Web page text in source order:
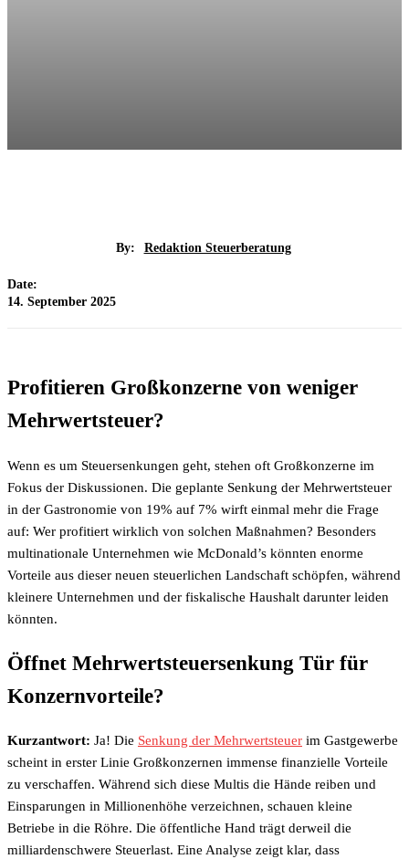
By: Redaktion Steuerberatung
Date:
14. September 2025
Profitieren Großkonzerne von weniger
Mehrwertsteuer?
Wenn es um Steuersenkungen geht, stehen oft Großkonzerne im
Fokus der Diskussionen. Die geplante Senkung der Mehrwertsteuer
in der Gastronomie von 19% auf 7% wirft einmal mehr die Frage
auf: Wer profitiert wirklich von solchen Maßnahmen? Besonders
multinationale Unternehmen wie McDonald’s könnten enorme
Vorteile aus dieser neuen steuerlichen Landschaft schöpfen, während
kleinere Unternehmen und der fiskalische Haushalt darunter leiden
könnten.
Öffnet Mehrwertsteuersenkung Tür für
Konzernvorteile?
Kurzantwort: Ja! Die Senkung der Mehrwertsteuer im Gastgewerbe
scheint in erster Linie Großkonzernen immense finanzielle Vorteile
zu verschaffen. Während sich diese Multis die Hände reiben und
Einsparungen in Millionenhöhe verzeichnen, schauen kleine
Betriebe in die Röhre. Die öffentliche Hand trägt derweil die
milliardenschwere Steuerlast. Eine Analyse zeigt klar, dass